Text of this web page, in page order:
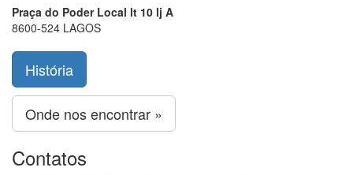
Praça do Poder Local lt 10 lj A
8600-524 LAGOS
História
Onde nos encontrar »
Contatos